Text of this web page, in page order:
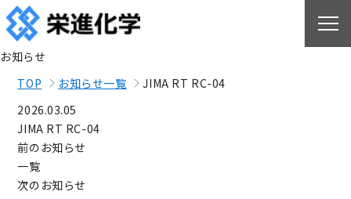
お知らせ
TOP
お知らせ一覧
JIMA RT RC-04
2026.03.05
JIMA RT RC-04
前のお知らせ
一覧
次のお知らせ